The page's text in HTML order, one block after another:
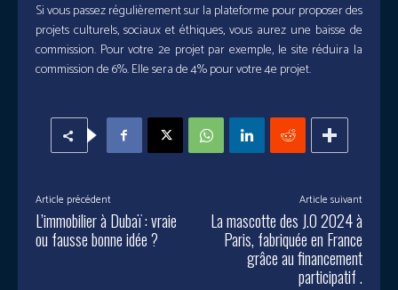
Si vous passez régulièrement sur la plateforme pour proposer des
projets culturels, sociaux et éthiques, vous aurez une baisse de
commission. Pour votre 2e projet par exemple, le site réduira la
commission de 6%. Elle sera de 4% pour votre 4e projet.
Article précédent
L’immobilier à Dubaï : vraie
ou fausse bonne idée ?
Article suivant
La mascotte des J.O 2024 à
Paris, fabriquée en France
grâce au financement
participatif .